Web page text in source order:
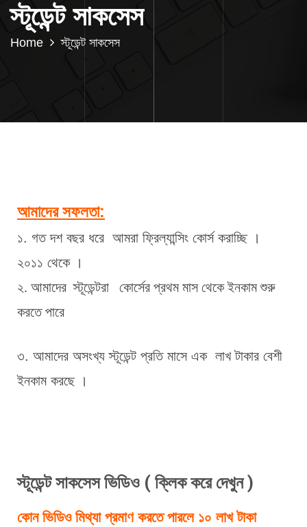
স্টূডেন্ট সাকসেস
Home স্টূডেন্ট সাকসেস
আমাদের সফলতা:
১. গত দশ বছর ধরে  আমরা ফ্রিল্যান্সিং কোর্স করাচ্ছি ।
২০১১ থেকে ।
২. আমাদের  স্টূডেন্টরা   কোর্সের প্রথম মাস থেকে ইনকাম শুরু
করতে পারে
৩. আমাদের অসংখ্য স্টূডেন্ট প্রতি মাসে এক  লাখ টাকার বেশী
ইনকাম করছে ।
স্টূডেন্ট সাকসেস ভিডিও ( ক্লিক করে দেখুন )
কোন ভিডিও মিথ্যা প্রমাণ করতে পারলে ১০ লাখ টাকা